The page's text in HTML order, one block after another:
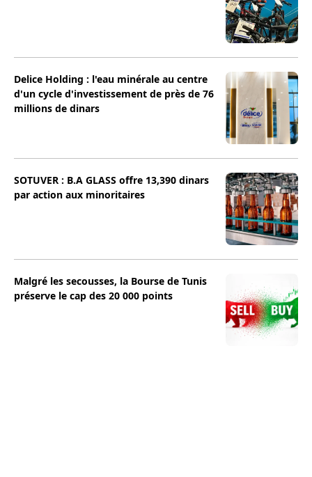
Delice Holding : l'eau minérale au centre
d'un cycle d'investissement de près de 76
millions de dinars
SOTUVER : B.A GLASS offre 13,390 dinars
par action aux minoritaires
Malgré les secousses, la Bourse de Tunis
préserve le cap des 20 000 points